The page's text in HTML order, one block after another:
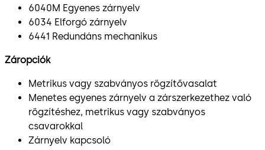
6040M Egyenes zárnyelv
6034 Elforgó zárnyelv
6441 Redundáns mechanikus
Záropciók
Metrikus vagy szabványos rögzítővasalat
Menetes egyenes zárnyelv a zárszerkezethez való
rögzítéshez, metrikus vagy szabványos
csavarokkal
Zárnyelv kapcsoló